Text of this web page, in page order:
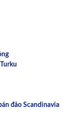
đảo Scandinavia